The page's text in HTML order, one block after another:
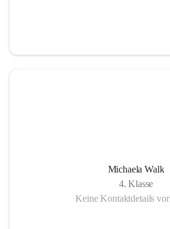
Michaela Walk
4. Klasse
Keine Kontaktdetails